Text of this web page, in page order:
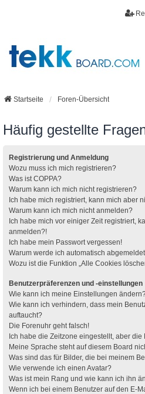
Startseite Foren-Übersicht
Häufig gestellte
Registrierung und Anmeldung
Wozu muss ich mich registrieren?
Was ist COPPA?
Warum kann ich mich nicht registrieren?
Ich habe mich registriert, kann mich aber
Warum kann ich mich nicht anmelden?
Ich habe mich vor einiger Zeit registriert,
anmelden?!
Ich habe mein Passwort vergessen!
Warum werde ich automatisch
Wozu ist die Funktion „Alle Cookies
Benutzerpräferenzen und -einstellungen
Wie kann ich meine Einstellungen
Wie kann ich verhindern, dass mein
auftaucht?
Die Forenuhr geht falsch!
Ich habe die Zeitzone eingestellt, aber
Meine Sprache steht auf diesem Board
Was sind das für Bilder, die bei meinem
Wie verwende ich einen Avatar?
Was ist mein Rang und wie kann ich ihn
Wenn ich bei einem Benutzer auf den E-